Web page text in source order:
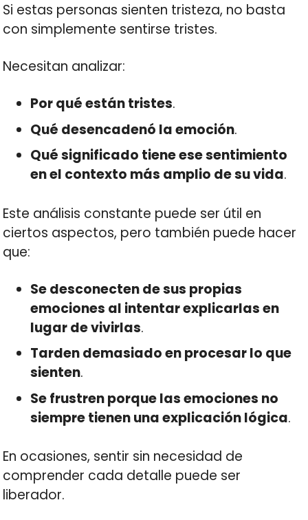
Si estas personas sienten tristeza, no basta
con simplemente sentirse tristes.
Necesitan analizar:
Por qué están tristes.
Qué desencadenó la emoción.
Qué significado tiene ese sentimiento
en el contexto más amplio de su vida.
Este análisis constante puede ser útil en
ciertos aspectos, pero también puede hacer
que:
Se desconecten de sus propias
emociones al intentar explicarlas en
lugar de vivirlas.
Tarden demasiado en procesar lo que
sienten.
Se frustren porque las emociones no
siempre tienen una explicación lógica.
En ocasiones, sentir sin necesidad de
comprender cada detalle puede ser
liberador.